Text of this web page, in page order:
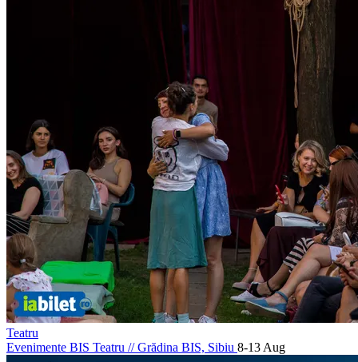
Teatru
Evenimente BIS Teatru //Grădina BIS, Sibiu 8-13 Aug